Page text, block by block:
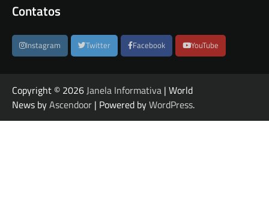
Contatos
Instagram Twitter Facebook YouTube
Copyright © 2026Janela Informativa | World
News byAscendoor | Powered byWordPress.